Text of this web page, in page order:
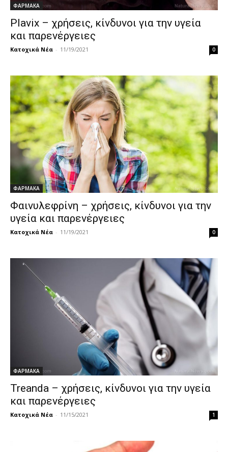
ΦΑΡΜΑΚΑ
Plavix – χρήσεις, κίνδυνοι για την υγεία
και παρενέργειες
Κατοχικά Νέα - 11/19/2021 0
ΦΑΡΜΑΚΑ
Φαινυλεφρίνη – χρήσεις, κίνδυνοι για την
υγεία και παρενέργειες
Κατοχικά Νέα - 11/19/2021 0
ΦΑΡΜΑΚΑ
Treanda – χρήσεις, κίνδυνοι για την υγεία
και παρενέργειες
Κατοχικά Νέα - 11/15/2021 1